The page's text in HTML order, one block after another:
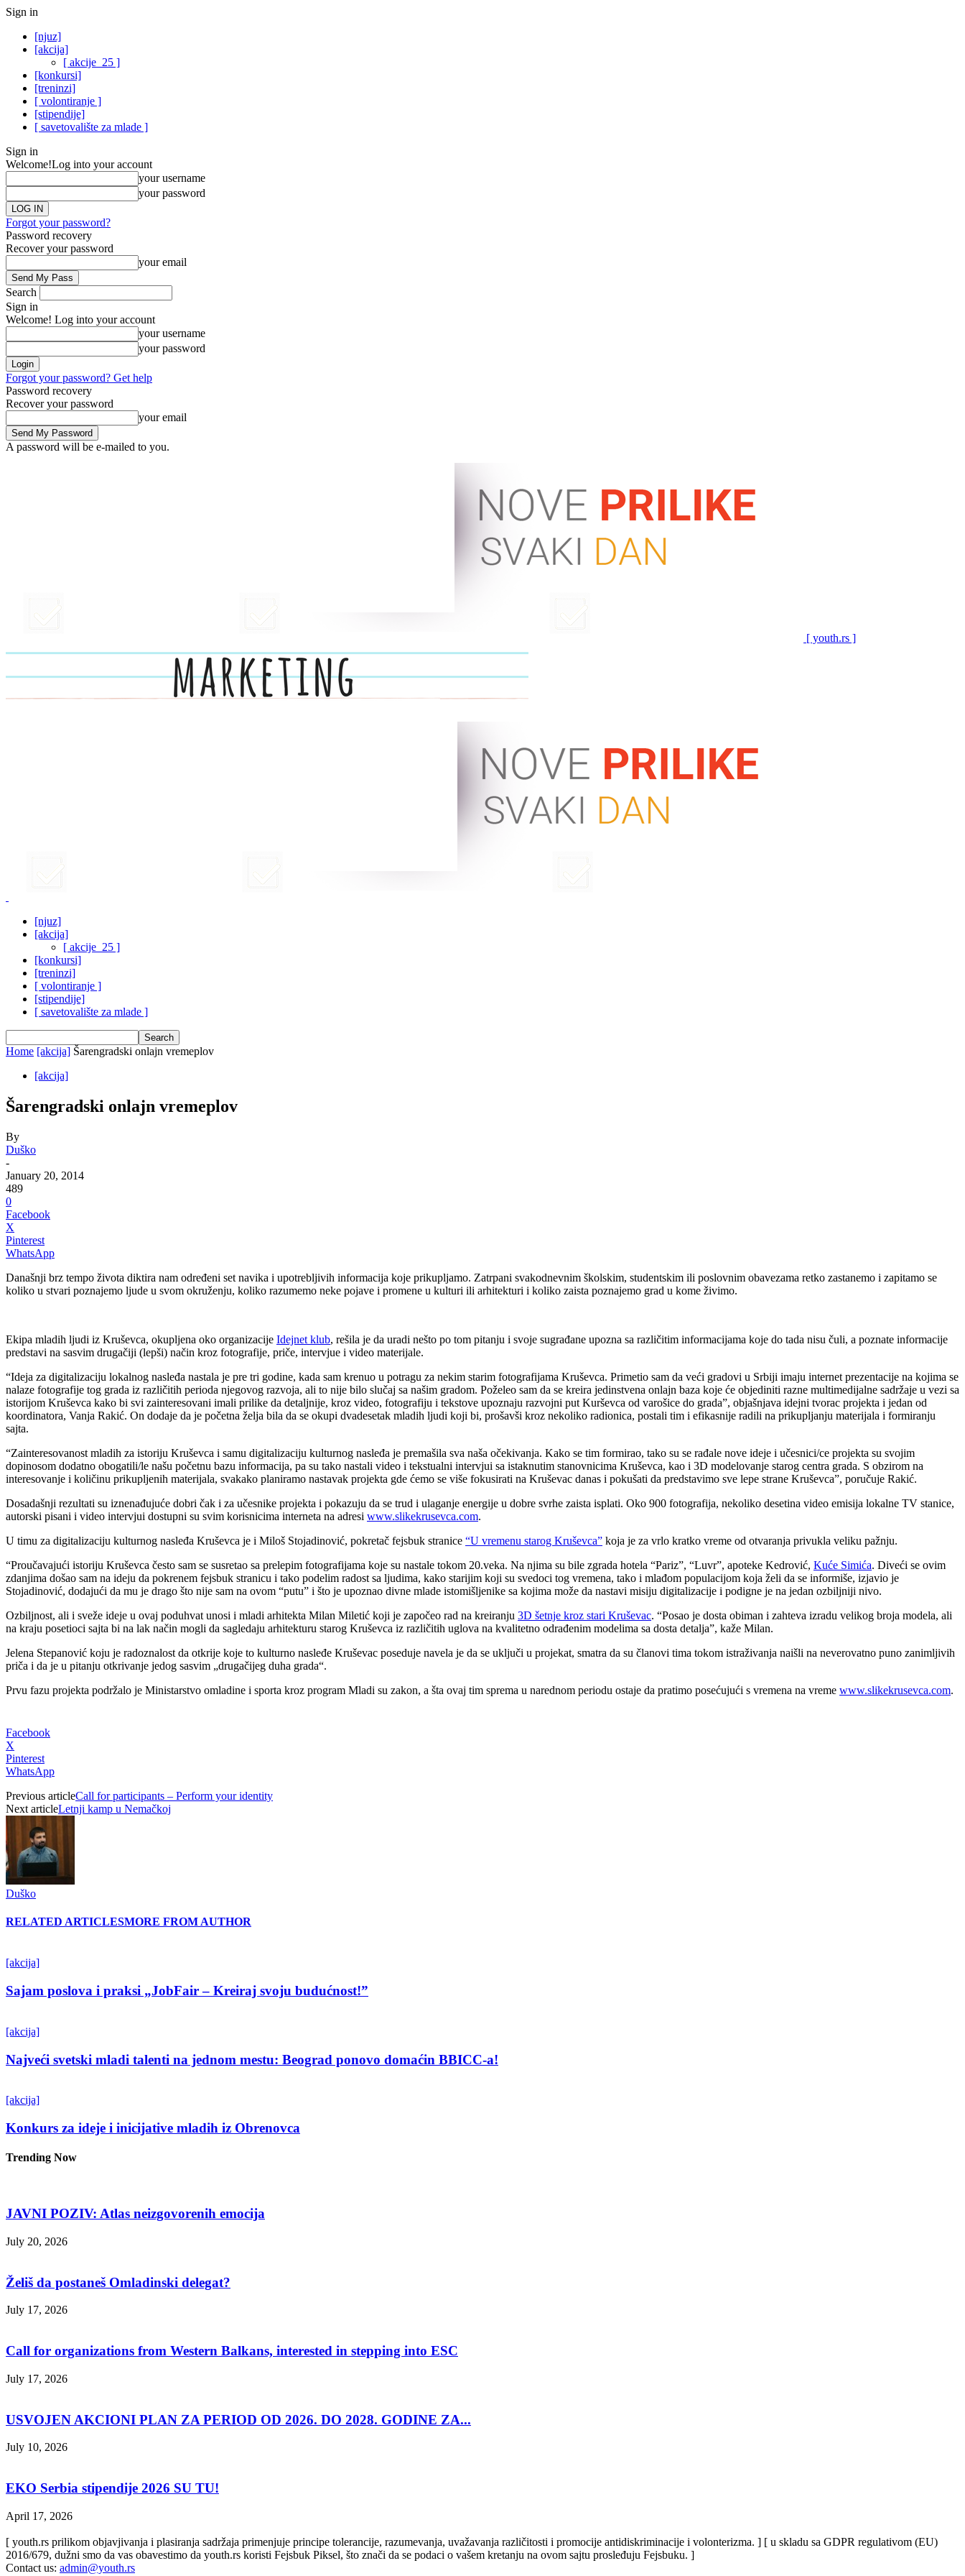
Sign in
[njuz]
[akcija]
[ akcije_25 ]
[konkursi]
[treninzi]
[ volontiranje ]
[stipendije]
[ savetovalište za mlade ]
Sign in
Welcome!Log into your account
your username
your password
Forgot your password?
Password recovery
Recover your password
your email
Search
Sign in
Welcome! Log into your account
your username
your password
Forgot your password? Get help
Password recovery
Recover your password
your email
A password will be e-mailed to you.
[ youth.rs ]
[njuz]
[akcija]
[ akcije_25 ]
[konkursi]
[treninzi]
[ volontiranje ]
[stipendije]
[ savetovalište za mlade ]
Home [akcija] Šarengradski onlajn vremeplov
[akcija]
Šarengradski onlajn vremeplov
By
Duško
-
January 20, 2014
489
0
Facebook
X
Pinterest
WhatsApp
Današnji brz tempo života diktira nam određeni set navika i upotrebljivih informacija koje prikupljamo. Zatrpani svakodnevnim školskim, studentskim ili poslovnim obavezama retko zastanemo i zapitamo se
koliko u stvari poznajemo ljude u svom okruženju, koliko razumemo neke pojave i promene u kulturi ili arhitekturi i koliko zaista poznajemo grad u kome živimo.
Ekipa mladih ljudi iz Kruševca, okupljena oko organizacije Idejnet klub, rešila je da uradi nešto po tom pitanju i svoje sugrađane upozna sa različitim informacijama koje do tada nisu čuli, a poznate informacije
predstavi na sasvim drugačiji (lepši) način kroz fotografije, priče, intervjue i video materijale.
“Ideja za digitalizaciju lokalnog nasleđa nastala je pre tri godine, kada sam krenuo u potragu za nekim starim fotografijama Kruševca. Primetio sam da veći gradovi u Srbiji imaju internet prezentacije na kojima se
nalaze fotografije tog grada iz različitih perioda njegovog razvoja, ali to nije bilo slučaj sa našim gradom. Poželeo sam da se kreira jedinstvena onlajn baza koje će objediniti razne multimedijalne sadržaje u vezi sa
istorijom Kruševca kako bi svi zainteresovani imali prilike da detaljnije, kroz video, fotografiju i tekstove upoznaju razvojni put Kurševca od varošice do grada”, objašnjava idejni tvorac projekta i jedan od
koordinatora, Vanja Rakić. On dodaje da je početna želja bila da se okupi dvadesetak mladih ljudi koji bi, prošavši kroz nekoliko radionica, postali tim i efikasnije radili na prikupljanju materijala i formiranju
sajta.
“Zainteresovanost mladih za istoriju Kruševca i samu digitalizaciju kulturnog nasleđa je premašila sva naša očekivanja. Kako se tim formirao, tako su se rađale nove ideje i učesnici/ce projekta su svojim
dopinosom dodatno obogatili/le našu početnu bazu informacija, pa su tako nastali video i tekstualni intervjui sa istaknutim stanovnicima Kruševca, kao i 3D modelovanje starog centra grada. S obzirom na
interesovanje i količinu prikupljenih materijala, svakako planiramo nastavak projekta gde ćemo se više fokusirati na Kruševac danas i pokušati da predstavimo sve lepe strane Kruševca”, poručuje Rakić.
Dosadašnji rezultati su iznenađujuće dobri čak i za učesnike projekta i pokazuju da se trud i ulaganje energije u dobre svrhe zaista isplati. Oko 900 fotografija, nekoliko desetina video emisija lokalne TV stanice,
autorski pisani i video intervjui dostupni su svim korisnicima interneta na adresi www.slikekrusevca.com.
U timu za digitalizaciju kulturnog nasleđa Kruševca je i Miloš Stojadinović, pokretač fejsbuk stranice “U vremenu starog Kruševca” koja je za vrlo kratko vreme od otvaranja privukla veliku pažnju.
“Proučavajući istoriju Kruševca često sam se susretao sa prelepim fotografijama koje su nastale tokom 20.veka. Na njima su bile zgrada hotela “Pariz”, “Luvr”, apoteke Kedrović, Kuće Simića. Diveći se ovim
zdanjima došao sam na ideju da pokrenem fejsbuk stranicu i tako podelim radost sa ljudima, kako starijim koji su svedoci tog vremena, tako i mlađom populacijom koja želi da se informiše, izjavio je
Stojadinović, dodajući da mu je drago što nije sam na ovom “putu” i što je upoznao divne mlade istomišljenike sa kojima može da nastavi misiju digitalizacije i podigne je na jedan ozbiljniji nivo.
Ozbiljnost, ali i sveže ideje u ovaj poduhvat unosi i mladi arhitekta Milan Miletić koji je započeo rad na kreiranju 3D šetnje kroz stari Kruševac. “Posao je dosta obiman i zahteva izradu velikog broja modela, ali
na kraju posetioci sajta bi na lak način mogli da sagledaju arhitekturu starog Kruševca iz različitih uglova na kvalitetno odrađenim modelima sa dosta detalja”, kaže Milan.
Jelena Stepanović koju je radoznalost da otkrije koje to kulturno nasleđe Kruševac poseduje navela je da se uključi u projekat, smatra da su članovi tima tokom istraživanja naišli na neverovatno puno zanimljivih
priča i da je u pitanju otkrivanje jedog sasvim „drugačijeg duha grada“.
Prvu fazu projekta podržalo je Ministarstvo omladine i sporta kroz program Mladi su zakon, a šta ovaj tim sprema u narednom periodu ostaje da pratimo posećujući s vremena na vreme www.slikekrusevca.com.
Facebook
X
Pinterest
WhatsApp
Previous articleCall for participants – Perform your identity
Next articleLetnji kamp u Nemačkoj
Duško
RELATED ARTICLESMORE FROM AUTHOR
[akcija]
Sajam poslova i praksi „JobFair – Kreiraj svoju budućnost!”
[akcija]
Najveći svetski mladi talenti na jednom mestu: Beograd ponovo domaćin BBICC-a!
[akcija]
Konkurs za ideje i inicijative mladih iz Obrenovca
Trending Now
JAVNI POZIV: Atlas neizgovorenih emocija
July 20, 2026
Želiš da postaneš Omladinski delegat?
July 17, 2026
Call for organizations from Western Balkans, interested in stepping into ESC
July 17, 2026
USVOJEN AKCIONI PLAN ZA PERIOD OD 2026. DO 2028. GODINE ZA...
July 10, 2026
EKO Serbia stipendije 2026 SU TU!
April 17, 2026
[ youth.rs prilikom objavjivanja i plasiranja sadržaja primenjuje principe tolerancije, razumevanja, uvažavanja različitosti i promocije antidiskriminacije i volonterizma. ] [ u skladu sa GDPR regulativom (EU)
2016/679, dužni smo da vas obavestimo da youth.rs koristi Fejsbuk Piksel, što znači da se podaci o vašem kretanju na ovom sajtu prosleđuju Fejsbuku. ]
Contact us: admin@youth.rs